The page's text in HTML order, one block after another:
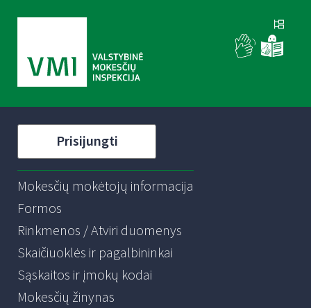
Prisijungti
Mokesčių mokėtojų informacija
Formos
Rinkmenos / Atviri duomenys
Skaičiuoklės ir pagalbininkai
Sąskaitos ir įmokų kodai
Mokesčių žinynas